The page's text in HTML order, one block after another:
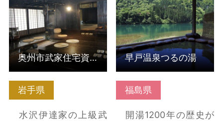
岩手県
水沢伊達家の上級武
奥州市武家住宅資料館
福島県
開湯1200年の歴史が
早戸温泉つるの湯